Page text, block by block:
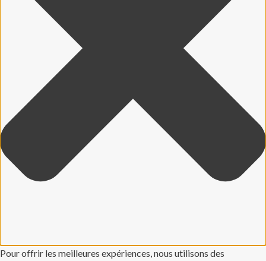
Pour offrir les meilleures expériences, nous utilisons des